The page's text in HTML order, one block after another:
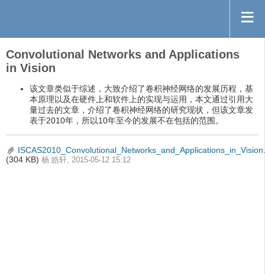
Convolutional Networks and Applications
in Vision
该文章类似于综述，大致介绍了卷积神经网络的发展历程，基
本原理以及在硬件上和软件上的实现与运用，本文通过引用大
量过去的文章，介绍了卷积神经网络的研究现状，但该文章发
表于2010年，所以10年至今的发展不在包括的范围。
(304 KB) 杨 皓轩, 2015-05-12 15:12